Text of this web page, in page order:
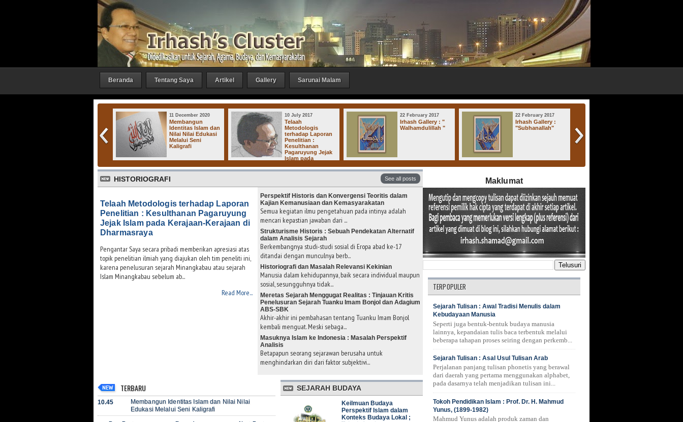
Beranda Tentang Saya Artikel Gallery Sarunai Malam
11 December 2020
Membangun
Identitas Islam dan
Nilai Nilai Edukasi
Melalui Seni
Kaligrafi
10 July 2017
Telaah
Metodologis
terhadap Laporan
Penelitian :
Kesulthanan
Pagaruyung Jejak
Islam pada
22 February 2017
Irhash Gallery : "
Walhamdulillah "
22 February 2017
Irhash Gallery :
"Subhanallah"
See all posts
HISTORIOGRAFI
Telaah Metodologis terhadap Laporan
Penelitian : Kesulthanan Pagaruyung
Jejak Islam pada Kerajaan-Kerajaan di
Dharmasraya
Pengantar Saya secara pribadi memberikan apresiasi atas
topik penelitian ilmiah yang diajukan oleh tim peneliti ini,
karena penelusuran sejarah Minangkabau atau sejarah
Islam Minangkabau sebelum ab...
Read More...
Perspektif Historis dan Konvergensi Teoritis dalam
Kajian Kemanusiaan dan Kemasyarakatan
Semua kegiatan ilmu pengetahuan pada intinya adalah
mencari kepastian jawaban dari ...
Strukturisme Historis : Sebuah Pendekatan Alternatif
dalam Analisis Sejarah
Berkembangnya studi-studi sosial di Eropa abad ke-17
ditandai dengan munculnya berb...
Historiografi dan Masalah Relevansi Kekinian
Manusia dalam kehidupannya, baik secara individual maupun
sosial, sesungguhnya tidak...
Meretas Sejarah Menggugat Realitas : Tinjauan Kritis
Penelusuran Sejarah Tuanku Imam Bonjol dan Adagium
ABS-SBK
Akhir-akhir ini pembahasan tentang Tuanku Imam Bonjol
kembali menguat. Meski sebaga...
Masuknya Islam ke Indonesia : Masalah Perspektif
Analisis
Betapapun seorang sejarawan berusaha untuk
menghindarkan diri dari faktor subjektivi...
TERBARU
10.45
Membangun Identitas Islam dan Nilai Nilai
Edukasi Melalui Seni Kaligrafi
SEJARAH BUDAYA
Keilmuan Budaya
Perspektif Islam dalam
Konteks Budaya Lokal ;
Maklumat
TERPOPULER
Sejarah Tulisan : Awal Tradisi Menulis dalam
Kebudayaan Manusia
Seperti juga bentuk-bentuk budaya manusia
lainnya, kepandaian tulis baca terbentuk melalui
beberapa tahapan proses seiring dengan perkemb...
Sejarah Tulisan : Asal Usul Tulisan Arab
Perjalanan panjang tulisan phonetis yang berawal
dari daerah yang pertama menggunakan alphabet,
pada dasarnya telah menjadikan tulisan ini...
Tokoh Pendidikan Islam : Prof. Dr. H. Mahmud
Yunus, (1899-1982)
Mahmud Yunus adalah produk zaman dan